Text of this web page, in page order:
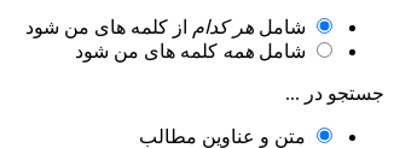
شامل هر کدام از کلمه های من شود
شامل همه کلمه های من شود
جستجو در ...
متن و عناوین مطالب